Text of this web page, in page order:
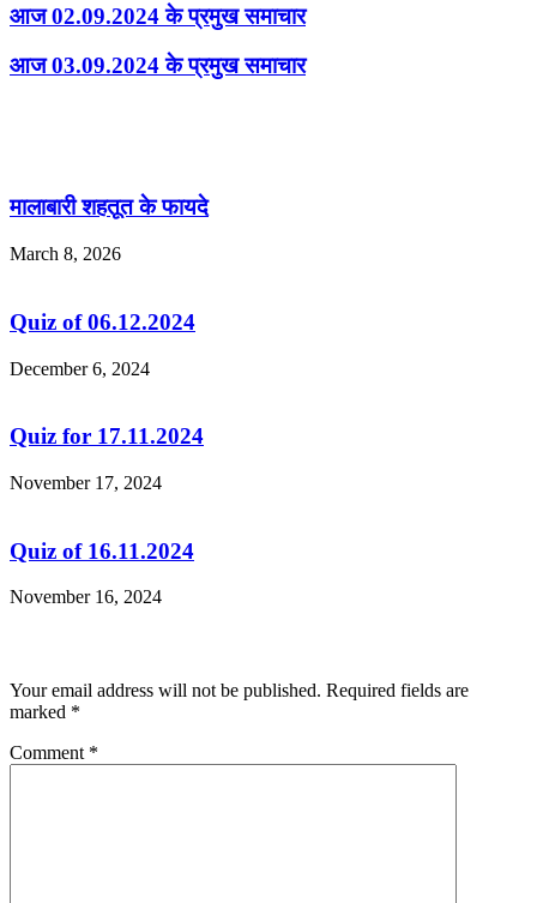
आज 02.09.2024 के प्रमुख समाचार
आज 03.09.2024 के प्रमुख समाचार
मालाबारी शहतूत के फायदे
March 8, 2026
Quiz of 06.12.2024
December 6, 2024
Quiz for 17.11.2024
November 17, 2024
Quiz of 16.11.2024
November 16, 2024
Your email address will not be published. Required fields are
marked *
Comment *